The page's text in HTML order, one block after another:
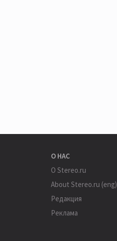
О НАС
О Stereo.ru
About Stereo.ru (eng)
Редакция
Реклама